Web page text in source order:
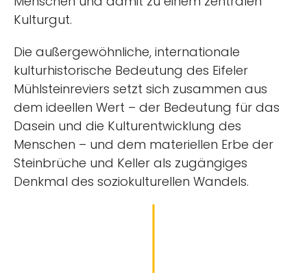
Kulturgut.
Die außergewöhnliche, internationale
kulturhistorische Bedeutung des Eifeler
Mühlsteinreviers setzt sich zusammen aus
dem ideellen Wert – der Bedeutung für das
Dasein und die Kulturentwicklung des
Menschen – und dem materiellen Erbe der
Steinbrüche und Keller als zugängiges
Denkmal des soziokulturellen Wandels.